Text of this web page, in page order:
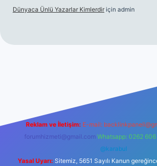
Dünyaca Ünlü Yazarlar Kimlerdir için admin
Reklam ve İletişim: E-mail:
forumhizmeti@gmail.com Whatsapp: 0262
@karabul
Yasal Uyarı: Sitemiz, 5651 Sayılı Kanun